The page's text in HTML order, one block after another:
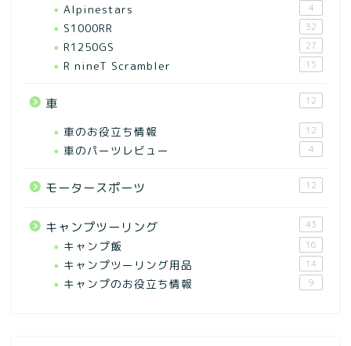
Alpinestars 4
S1000RR 32
R1250GS 27
R nineT Scrambler 15
車 12
車のお役立ち情報 12
車のパーツレビュー 4
モータースポーツ 12
キャンプツーリング 43
キャンプ飯 16
キャンプツーリング用品 14
キャンプのお役立ち情報 9